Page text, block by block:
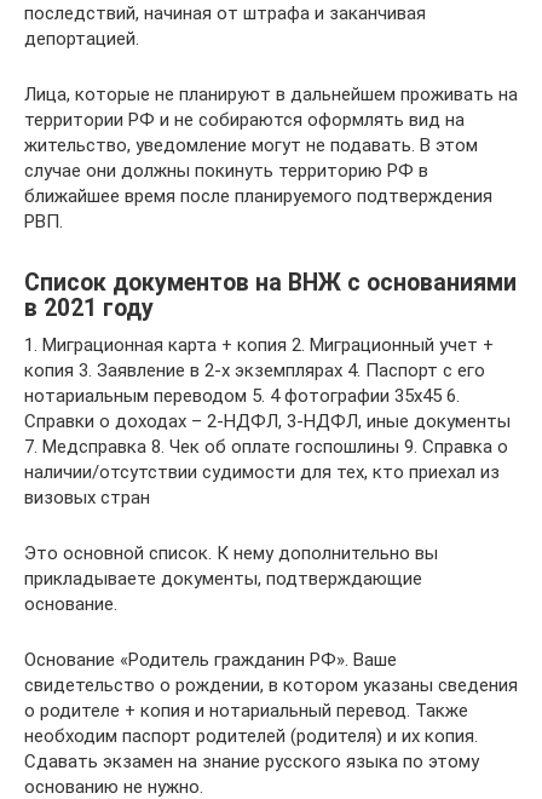
последствий, начиная от штрафа и заканчивая
депортацией.
Лица, которые не планируют в дальнейшем проживать на
территории РФ и не собираются оформлять вид на
жительство, уведомление могут не подавать. В этом
случае они должны покинуть территорию РФ в
ближайшее время после планируемого подтверждения
РВП.
Список документов на ВНЖ с основаниями
в 2021 году
1. Миграционная карта + копия 2. Миграционный учет +
копия 3. Заявление в 2-х экземплярах 4. Паспорт с его
нотариальным переводом 5. 4 фотографии 35х45 6.
Справки о доходах – 2-НДФЛ, 3-НДФЛ, иные документы
7. Медсправка 8. Чек об оплате госпошлины 9. Справка о
наличии/отсутствии судимости для тех, кто приехал из
визовых стран
Это основной список. К нему дополнительно вы
прикладываете документы, подтверждающие
основание.
‍Основание «Родитель гражданин РФ». Ваше
свидетельство о рождении, в котором указаны сведения
о родителе + копия и нотариальный перевод. Также
необходим паспорт родителей (родителя) и их копия.
Сдавать экзамен на знание русского языка по этому
основанию не нужно.